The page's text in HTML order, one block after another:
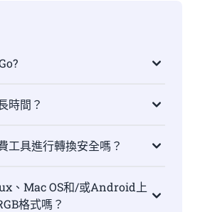
時間？
工具進行轉換安全嗎？
、Mac OS和/或Android上
格式嗎？